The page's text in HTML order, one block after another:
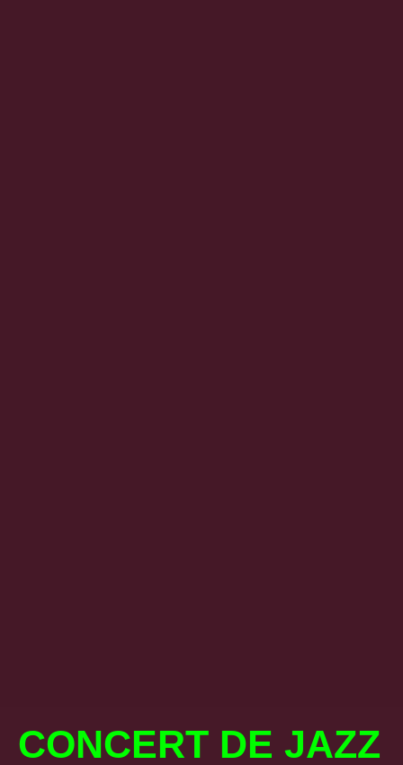
CONCERT DE JAZZ